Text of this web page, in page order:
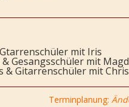
mit Iris
Gesangsschüler mit
& Gitarrenschüler mit
Terminplanung: